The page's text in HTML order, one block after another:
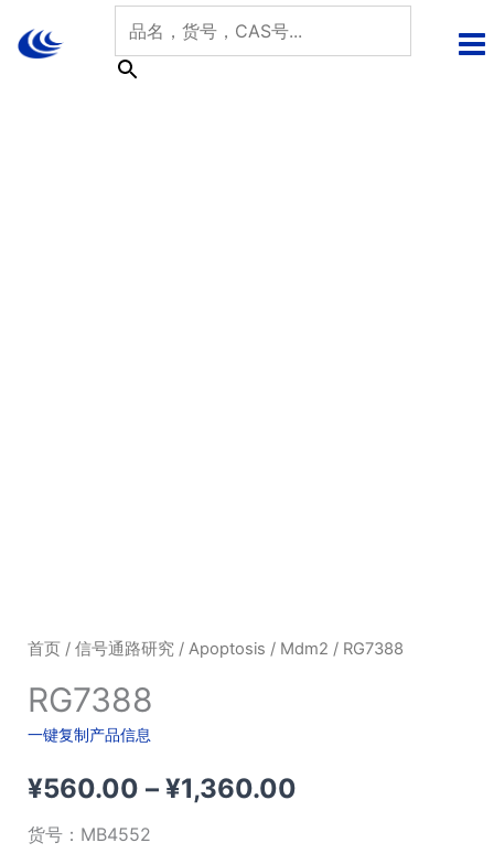
首页/ 信号通路研究/ Apoptosis / Mdm2 / RG7388
RG7388
一键复制产品信息
¥560.00 – ¥1,360.00价
货号： MB4552